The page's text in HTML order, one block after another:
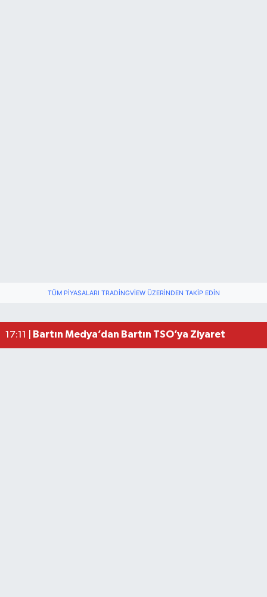
TÜM PIYASALARI TRADINGVIEW ÜZERINDEN TAKIP EDIN
17:11 |
Bartın Medya’dan Bartın TSO’ya Ziyaret